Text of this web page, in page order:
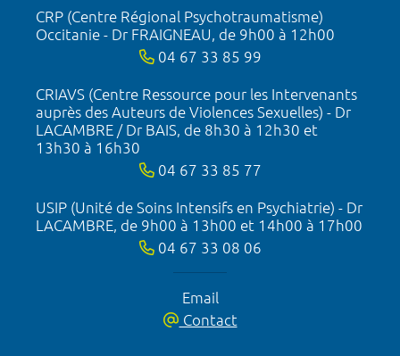
CRP (Centre Régional Psychotraumatisme)
Occitanie - Dr FRAIGNEAU, de 9h00 à 12h00
04 67 33 85 99
CRIAVS (Centre Ressource pour les Intervenants
auprès des Auteurs de Violences Sexuelles) - Dr
LACAMBRE / Dr BAIS, de 8h30 à 12h30 et
13h30 à 16h30
04 67 33 85 77
USIP (Unité de Soins Intensifs en Psychiatrie) - Dr
LACAMBRE, de 9h00 à 13h00 et 14h00 à 17h00
04 67 33 08 06
Email
Contact